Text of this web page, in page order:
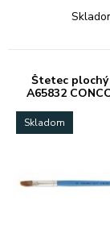
Štetec
A65832
Skladom